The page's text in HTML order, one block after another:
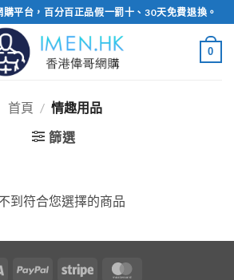
平台，百分百正品假一罰十、30天免費退換。
0
首頁 / 情趣用品
篩選
到符合您選擇的商品
Visa PayPal Stripe